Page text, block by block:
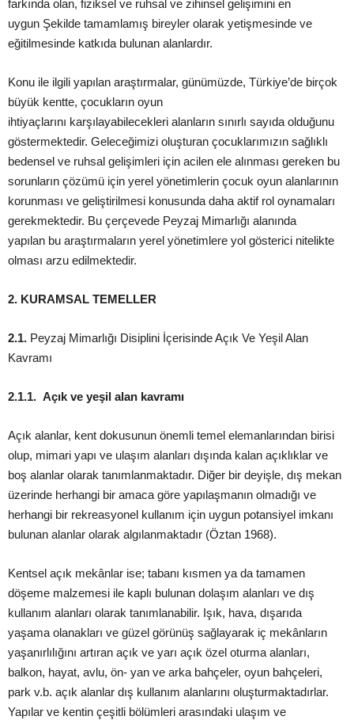
farkında olan, fiziksel ve ruhsal ve zihinsel gelişimini en
uygun Şekilde tamamlamış bireyler olarak yetişmesinde ve
eğitilmesinde katkıda bulunan alanlardır.
Konu ile ilgili yapılan araştırmalar, günümüzde, Türkiye’de birçok
büyük kentte, çocukların oyun
ihtiyaçlarını karşılayabilecekleri alanların sınırlı sayıda olduğunu
göstermektedir. Geleceğimizi oluşturan çocuklarımızın sağlıklı
bedensel ve ruhsal gelişimleri için acilen ele alınması gereken bu
sorunların çözümü için yerel yönetimlerin çocuk oyun alanlarının
korunması ve geliştirilmesi konusunda daha aktif rol oynamaları
gerekmektedir. Bu çerçevede Peyzaj Mimarlığı alanında
yapılan bu araştırmaların yerel yönetimlere yol gösterici nitelikte
olması arzu edilmektedir.
2. KURAMSAL TEMELLER
2.1. Peyzaj Mimarlığı Disiplini İçerisinde Açık Ve Yeşil Alan
Kavramı
2.1.1. Açık ve yeşil alan kavramı
Açık alanlar, kent dokusunun önemli temel elemanlarından birisi
olup, mimari yapı ve ulaşım alanları dışında kalan açıklıklar ve
boş alanlar olarak tanımlanmaktadır. Diğer bir deyişle, dış mekan
üzerinde herhangi bir amaca göre yapılaşmanın olmadığı ve
herhangi bir rekreasyonel kullanım için uygun potansiyel imkanı
bulunan alanlar olarak algılanmaktadır (Öztan 1968).
Kentsel açık mekânlar ise; tabanı kısmen ya da tamamen
döşeme malzemesi ile kaplı bulunan dolaşım alanları ve dış
kullanım alanları olarak tanımlanabilir. Işık, hava, dışarıda
yaşama olanakları ve güzel görünüş sağlayarak iç mekânların
yaşanırlılığını artıran açık ve yarı açık özel oturma alanları,
balkon, hayat, avlu, ön- yan ve arka bahçeler, oyun bahçeleri,
park v.b. açık alanlar dış kullanım alanlarını oluşturmaktadırlar.
Yapılar ve kentin çeşitli bölümleri arasındaki ulaşım ve